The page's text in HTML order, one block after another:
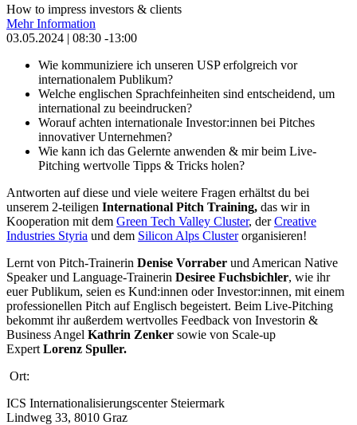
How to impress investors & clients
Mehr Information
03.05.2024 | 08:30 -13:00
Wie kommuniziere ich unseren USP erfolgreich vor
internationalem Publikum?
Welche englischen Sprachfeinheiten sind entscheidend, um
international zu beeindrucken?
Worauf achten internationale Investor:innen bei Pitches
innovativer Unternehmen?
Wie kann ich das Gelernte anwenden & mir beim Live-
Pitching wertvolle Tipps & Tricks holen?
Antworten auf diese und viele weitere Fragen erhältst du bei
unserem 2-teiligen International Pitch Training, das wir in
Kooperation mit dem Green Tech Valley Cluster, derCreative
Industries Styria und dem Silicon Alps Clusterorganisieren!
Lernt von Pitch-Trainerin Denise Vorraber und American Native
Speaker und Language-Trainerin Desiree Fuchsbichler, wie ihr
euer Publikum, seien es Kund:innen oder Investor:innen, mit einem
professionellen Pitch auf Englisch begeistert. Beim Live-Pitching
bekommt ihr außerdem wertvolles Feedback von Investorin &
Business Angel Kathrin Zenker sowie von Scale-up
Expert Lorenz Spuller.
Ort:
ICS Internationalisierungscenter Steiermark
Lindweg 33, 8010 Graz